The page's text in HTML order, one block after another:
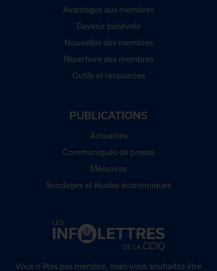
Avantages aux membres
Devenir bénévole
Nouvelles des membres
Répertoire des membres
Outils et ressources
PUBLICATIONS
Actualités
Communiqués de presse
Mémoires
Sondages et études économiques
Vous n’êtes pas membre, mais vous souhaitez être